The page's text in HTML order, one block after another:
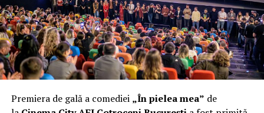
fier vechi a doua zi. Asta ca să fie clar de la început: nu
vorbim despre preferințe estetice, ci despre
funcționalitate reală.
Aluminiul, pe scurt: ușor,
rezistent la coroziune, dar cu
Premiera de gală a comediei „În pielea mea” de